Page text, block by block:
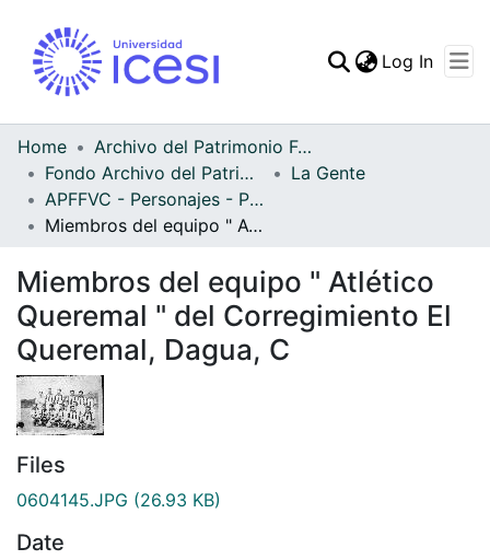
Statistics
Log In
Home
Archivo del Patrimonio Fotográfico y Fílmico del Valle del Cauca
Fondo Archivo del Patrimonio Fotográfico y Fílmico del Valle del Cauca
La Gente
APFFVC - Personajes - Patrimonial
Miembros del equipo " Atlético Queremal " del Corregimiento El Queremal, Dagua, C
Miembros del equipo " Atlético
Queremal " del Corregimiento El
Queremal, Dagua, C
Files
0604145.JPG (26.93 KB)
Date